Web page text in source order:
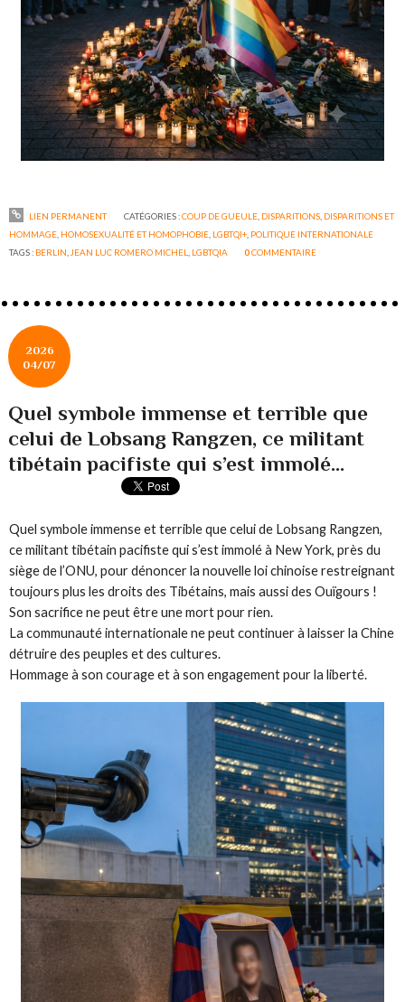
LIEN PERMANENT CATÉGORIES :COUP DE GUEULE, DISPARITIONS, DISPARITIONS ET
HOMMAGE HOMOSEXUALITÉ ET HOMOPHOBIE LGBTQI+ POLITIQUE INTERNATIONALE
TAGS : BERLIN JEAN LUC ROMERO MICHEL LGBTQIA 0COMMENTAIRE
2026
04/07
Quel symbole immense et terrible que
celui de Lobsang Rangzen, ce militant
tibétain pacifiste qui s’est immolé...
Quel symbole immense et terrible que celui de Lobsang Rangzen,
ce militant tibétain pacifiste qui s’est immolé à New York, près du
siège de l’ONU, pour dénoncer la nouvelle loi chinoise restreignant
toujours plus les droits des Tibétains, mais aussi des Ouïgours !
Son sacrifice ne peut être une mort pour rien.
La communauté internationale ne peut continuer à laisser la Chine
détruire des peuples et des cultures.
Hommage à son courage et à son engagement pour la liberté.